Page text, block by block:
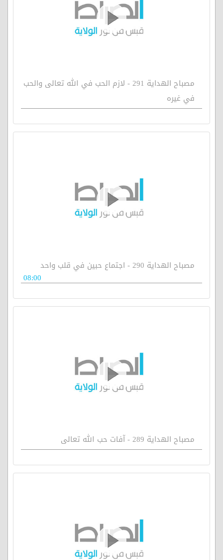
مصباح الهداية 291 - لازم الحب في الله تعالى والحب
في غيره
مصباح الهداية 290 - اجتماع حبين في قلب واحد
08:00
مصباح الهداية 289 - آفات حب الله تعالى